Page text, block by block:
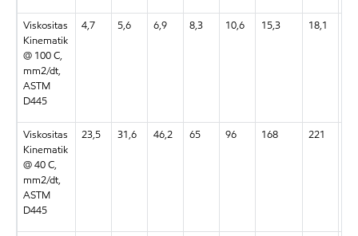
Viskositas
Kinematik
@ 100 C,
mm2/dt,
ASTM
D445
4,7 5,6 6,9 8,3 10,6 15,3 18,1
Viskositas
Kinematik
@ 40 C,
mm2/dt,
ASTM
D445
23,5 31,6 46,2 65 96 168 221